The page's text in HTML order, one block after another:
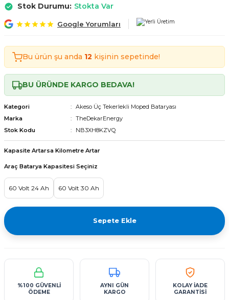
Moped Bataryası
Moped Bataryası
Moped Bataryası
Moped Bataryası
Bataryaları
Stok Durumu: Stokta Var
Google Yorumları
Bu ürün şu anda 12 kişinin sepetinde!
BU ÜRÜNDE KARGO BEDAVA!
Kategori
Akeso Üç Tekerlekli Moped Bataryası
Marka
TheDekarEnergy
Stok Kodu
NB3XH8KZVQ
Kapasite Artarsa Kilometre Artar
Araç Batarya Kapasitesi Seçiniz
60 Volt 24 Ah 60 Volt 30 Ah
Sepete Ekle
%100 GÜVENLİ
ÖDEME
AYNI GÜN
KARGO
KOLAY İADE
GARANTİSİ
Moped Bataryası
Moped Bataryası
Moped Bataryası
Moped Bataryası
Bataryaları